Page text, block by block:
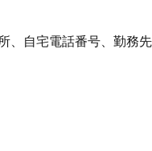
自宅電話番号、勤務